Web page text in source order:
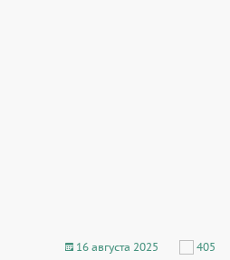
16 августа 2025 405